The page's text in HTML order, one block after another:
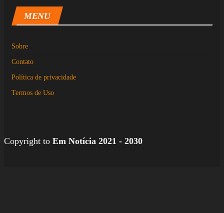
MENU
Sobre
Contato
Política de privacidade
Termos de Uso
Copyright to Em Notícia 2021 - 2030